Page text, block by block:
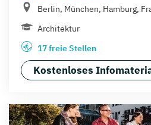
Berlin, München, Hamburg,
Architektur
17 freie Stellen
Kostenloses